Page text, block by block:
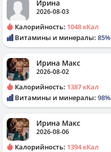
Ирина
2026-08-03
Калорийность: 1048 кКал
Витамины и минералы: 85%
Ирина Макс
2026-08-02
Калорийность: 1387 кКал
Витамины и минералы: 98%
Ирина Макс
2026-08-06
Калорийность: 1394 кКал